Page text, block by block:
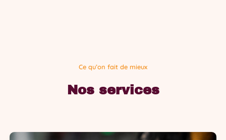
Ce qu’on fait de mieux
Nos services